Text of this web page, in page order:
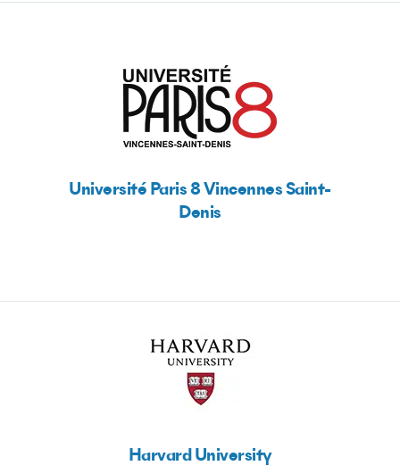
Université Paris 8 Vincennes Saint-
Denis
Harvard University